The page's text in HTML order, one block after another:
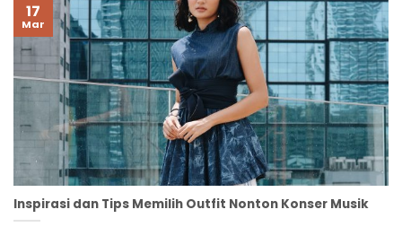
Inspirasi dan Tips Memilih Outfit Nonton Konser Musik
17
Mar